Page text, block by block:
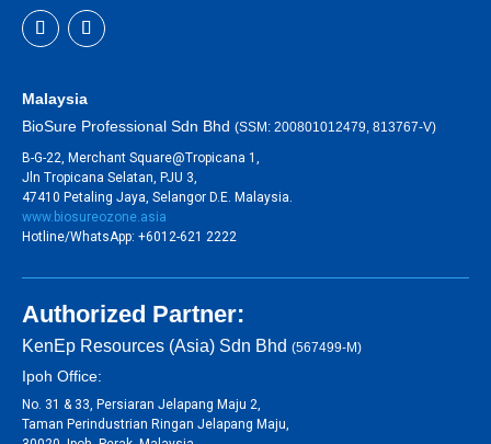
Malaysia
BioSure Professional Sdn Bhd (SSM: 200801012479, 813767-V)
B-G-22, Merchant Square@Tropicana 1,
Jln Tropicana Selatan, PJU 3,
47410 Petaling Jaya, Selangor D.E. Malaysia.
www.biosureozone.asia
Hotline/WhatsApp: +6012-621 2222
Authorized Partner:
KenEp Resources (Asia) Sdn Bhd (567499-M)
Ipoh Office:
No. 31 & 33, Persiaran Jelapang Maju 2,
Taman Perindustrian Ringan Jelapang Maju,